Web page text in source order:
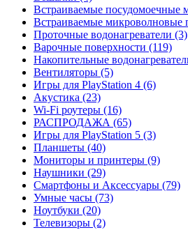
Встраиваемые посудомоечные
Встраиваемые микроволновые
Проточные водонагреватели (3)
Варочные поверхности (119)
Накопительные
Вентиляторы (5)
Игры для PlayStation 4 (6)
Акустика (23)
Wi-Fi роутеры (16)
РАСПРОДАЖА (65)
Игры для PlayStation 5 (3)
Планшеты (40)
Мониторы и принтеры (9)
Наушники (29)
Смартфоны и Аксессуары (79)
Умные часы (73)
Ноутбуки (20)
Телевизоры (2)